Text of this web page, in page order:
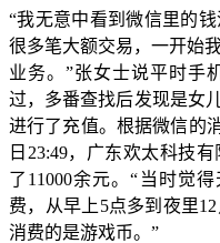
“我无意中看到微信里的
很多笔大额交易，一开始
业务。”张女士说平时手
过，多番查找后发现是女
进行了充值。根据微信的
日23:49，广东欢太科技
了11000余元。“当时觉
费，从早上5点多到夜里
消费的是游戏币。”